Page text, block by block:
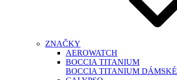
ZNAČKY
AEROWATCH
BOCCIA TITANIUM
BOCCIA TITANIUM DÁMSKÉ